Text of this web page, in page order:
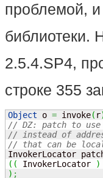
проблемой,
библиотеки.
2.5.4.SP4,
строке 355
Object o = invoke( r
// DZ: patch to use
// instead of
// that can be
InvokerLocator
( ( InvokerLocator )
) ;